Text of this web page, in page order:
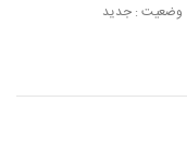
وضعیت : جدید